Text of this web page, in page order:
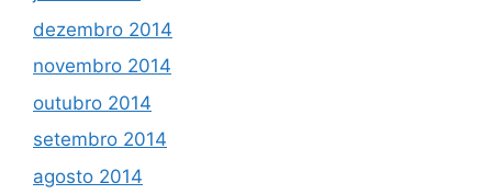
dezembro 2014
novembro 2014
outubro 2014
setembro 2014
agosto 2014